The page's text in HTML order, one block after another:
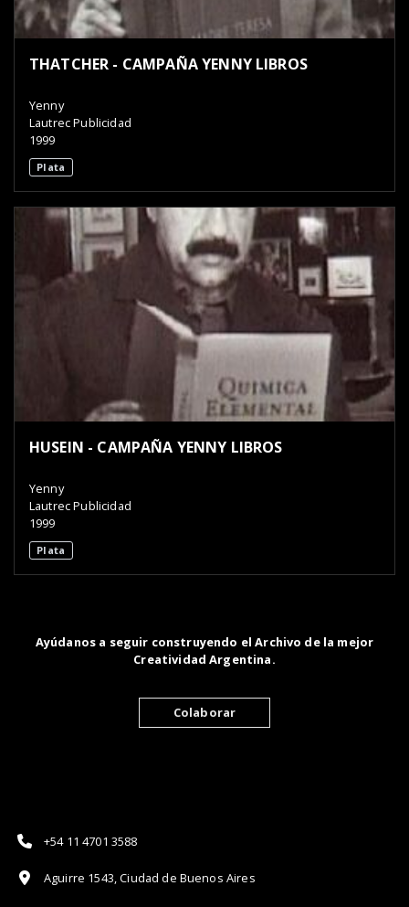
THATCHER - CAMPAÑA YENNY LIBROS
Yenny
Lautrec Publicidad
1999
Plata
HUSEIN - CAMPAÑA YENNY LIBROS
Yenny
Lautrec Publicidad
1999
Plata
Ayúdanos a seguir construyendo el Archivo de la mejor
Creatividad Argentina.
Colaborar
+54 11 4701 3588
Aguirre 1543, Ciudad de Buenos Aires